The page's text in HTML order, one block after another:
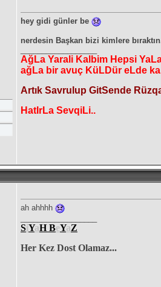
hey gidi günler be
nerdesin Başkan bizi kimlere
AğLa Yarali Kalbim Hepsi
ağLa bir avuç KüLDür eLde
Artık Savrulup GitSende
HatIrLa SevqiLi..
ah ahhhh
SiYaHBeYaZ
Her Kez Dost Olamaz...